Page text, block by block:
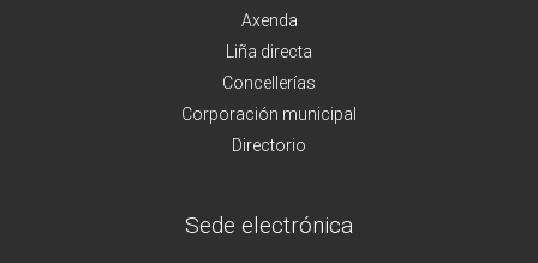
Axenda
Liña directa
Concellerías
Corporación municipal
Directorio
Sede electrónica